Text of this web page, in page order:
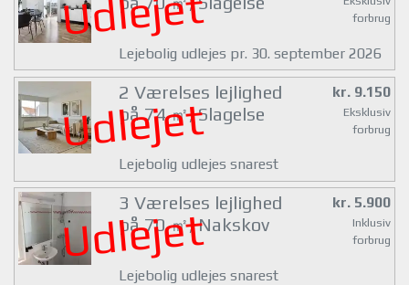
Udlejet
forbrug
Lejebolig udlejes pr. 30. september 2026
Udlejet
2 Værelses lejlighed
på 74 ㎡, Slagelse
kr. 9.150
Eksklusiv
forbrug
Lejebolig udlejes snarest
Udlejet
3 Værelses lejlighed
på 70 ㎡, Nakskov
kr. 5.900
Inklusiv
forbrug
Lejebolig udlejes snarest